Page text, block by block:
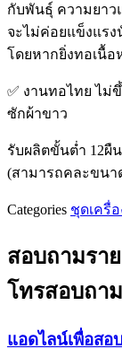
กับพันธุ์ ความยาว
จะไม่ค่อยแข็งแรง
โดยหากยิ่งทอเนื้
✅ งานทอไทย ไ
ซักผ้าขาว
รับผลิตขั้นต่ำ 12ผื
(สามารถคละขนา
Categories ชุดเครื่
สอบถามรา
โทรสอบถาม
แอดไลน์เพื่อสอ